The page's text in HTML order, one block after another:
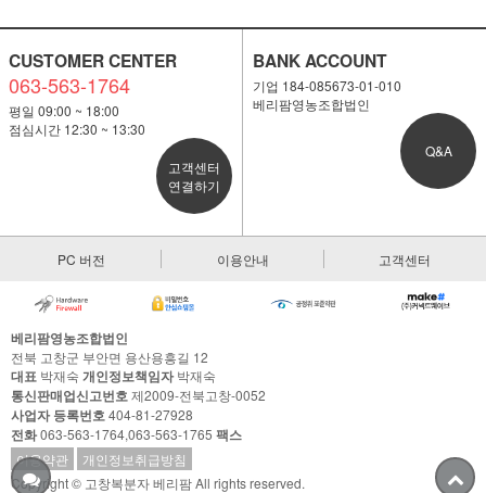
CUSTOMER CENTER
063-563-1764
평일 09:00 ~ 18:00
점심시간 12:30 ~ 13:30
고객센터
연결하기
BANK ACCOUNT
기업 184-085673-01-010
베리팜영농조합법인
Q&A
PC 버전 이용안내 고객센터
베리팜영농조합법인
전북 고창군 부안면 용산용흥길 12
대표 박재숙 개인정보책임자박재숙
통신판매업신고번호제2009-전북고창-0052
사업자 등록번호404-81-27928
전화063-563-1764,063-563-1765 팩스
이용약관
개인정보취급방침
Copyright © 고창복분자 베리팜 All rights reserved.